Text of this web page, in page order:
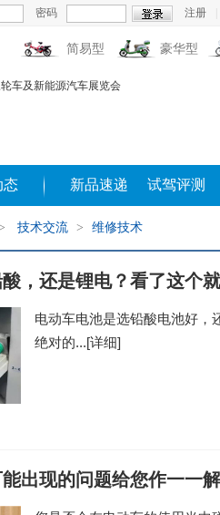
密码 注册
简易型 豪华型
态 新品速递 试驾评测
技术交流 > 维修技术
，还是锂电？看了这个就
电动车电池是选铅酸电池好，
绝对的...[详细]
出现的问题给您作一一解